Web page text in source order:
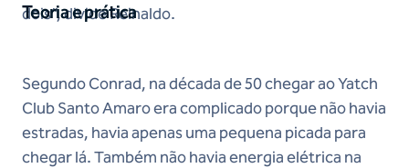
dois”, divide Reinaldo.
Teoria e prática
Segundo Conrad, na década de 50 chegar ao Yatch
Club Santo Amaro era complicado porque não havia
estradas, havia apenas uma pequena picada para
chegar lá. Também não havia energia elétrica na